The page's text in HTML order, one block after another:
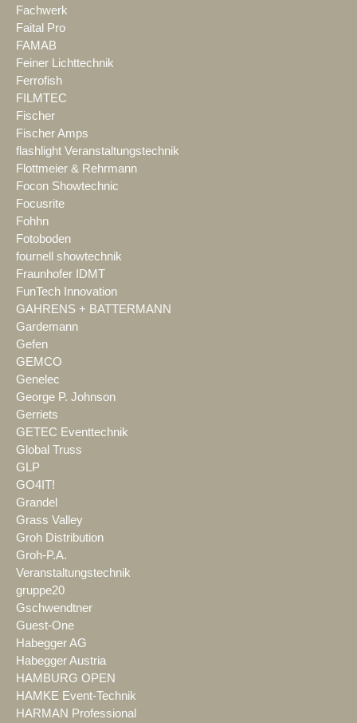
Fachwerk
Faital Pro
FAMAB
Feiner Lichttechnik
Ferrofish
FILMTEC
Fischer
Fischer Amps
flashlight Veranstaltungstechnik
Flottmeier & Rehrmann
Focon Showtechnic
Focusrite
Fohhn
Fotoboden
fournell showtechnik
Fraunhofer IDMT
FunTech Innovation
GAHRENS + BATTERMANN
Gardemann
Gefen
GEMCO
Genelec
George P. Johnson
Gerriets
GETEC Eventtechnik
Global Truss
GLP
GO4IT!
Grandel
Grass Valley
Groh Distribution
Groh-P.A.
Veranstaltungstechnik
gruppe20
Gschwendtner
Guest-One
Habegger AG
Habegger Austria
HAMBURG OPEN
HAMKE Event-Technik
HARMAN Professional